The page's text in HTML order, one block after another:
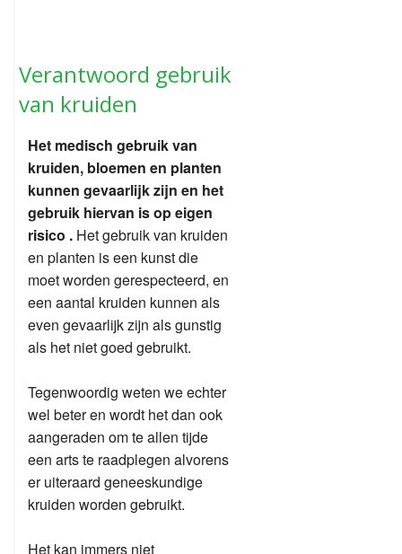
Verantwoord gebruik
van kruiden
Het medisch gebruik van
kruiden, bloemen en planten
kunnen gevaarlijk zijn en het
gebruik hiervan is op eigen
risico . Het gebruik van kruiden
en planten is een kunst die
moet worden gerespecteerd, en
een aantal kruiden kunnen als
even gevaarlijk zijn als gunstig
als het niet goed gebruikt.
Tegenwoordig weten we echter
wel beter en wordt het dan ook
aangeraden om te allen tijde
een arts te raadplegen alvorens
er uiteraard geneeskundige
kruiden worden gebruikt.
Het kan immers niet